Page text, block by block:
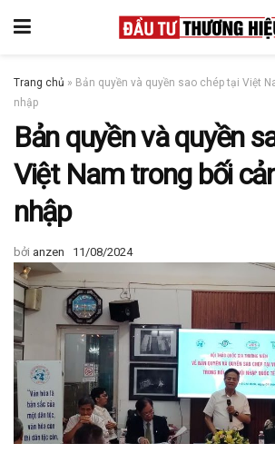
Trang chủ » Bản quyền và quyền sao chép tại Việt
nhập
Bản quyền và quyền
Việt Nam trong bối
nhập
bởi anzen 11/08/2024